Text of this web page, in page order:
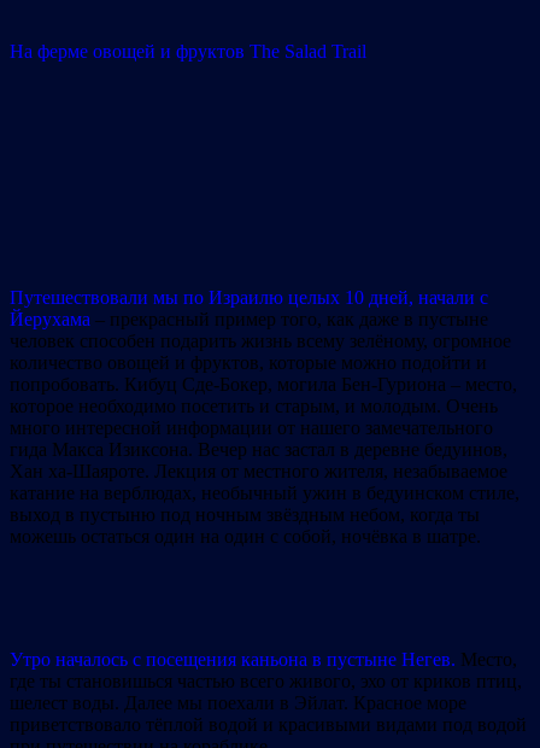
На ферме овощей и фруктов The Salad Trail
Путешествовали мы по Израилю целых 10 дней, начали с
Йерухама – прекрасный пример того, как даже в пустыне
человек способен подарить жизнь всему зелёному, огромное
количество овощей и фруктов, которые можно подойти и
попробовать. Кибуц Сде-Бокер, могила Бен-Гуриона – место,
которое необходимо посетить и старым, и молодым. Очень
много интересной информации от нашего замечательного
гида Макса Изиксона. Вечер нас застал в деревне бедуинов,
Хан ха-Шаяроте. Лекция от местного жителя, незабываемое
катание на верблюдах, необычный ужин в бедуинском стиле,
выход в пустыню под ночным звёздным небом, когда ты
можешь остаться один на один с собой, ночёвка в шатре.
Утро началось с посещения каньона в пустыне Негев. Место,
где ты становишься частью всего живого, эхо от криков птиц,
шелест воды. Далее мы поехали в Эйлат. Красное море
приветствовало тёплой водой и красивыми видами под водой